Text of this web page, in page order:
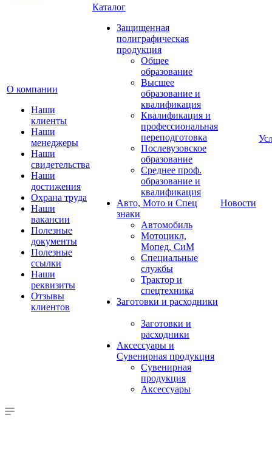
О компании
Наши
клиенты
Наши
менеджеры
Наши
свидетельства
Наши
достижения
Охрана труда
Наши
вакансии
Полезные
документы
Полезные
ссылки
Наши
реквизиты
Отзывы
клиентов
Каталог
Защищенная
полиграфическая
продукция
Общее
образование
Высшее
образование и
квалификация
Квалификация и
профессиональная
переподготовка
Послевузовское
образование
Среднее проф.
образование и
квалификация
Авто, Мото и Спец
знаки
Автомобиль
Мотоцикл,
Мопед, СиМ
Специальные
службы
Трактор и
спецтехника
Заготовки и расходники
Заготовки и
расходники
Аксессуары и
Сувенирная продукция
Сувенирная
продукция
Аксессуары
Новости